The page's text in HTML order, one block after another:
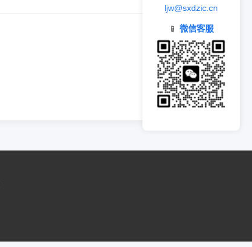
ljw@sxdzic.cn
📱 微信客服